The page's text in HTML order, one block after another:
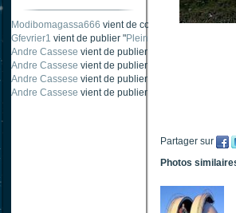
Carnabystreetvient de publier "Ombre traînée de
Modibomagassa666vient de commenter " Ombre
Gfevrier1vient de publier "Pleine Lune - 9 Aout 205
Andre Cassese vient de publier "
Tache solaire 18
Andre Cassese vient de publier "
Tache solaire 21
Andre Cassese vient de publier "
Partager sur
Photos